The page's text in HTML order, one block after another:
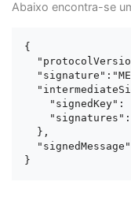
Abaixo encontra-se
{
"signedKey":
  },